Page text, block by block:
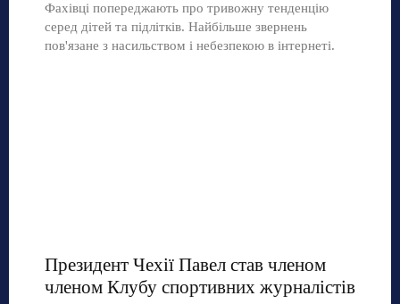
Фахівці попереджають про тривожну тенденцію
серед дітей та підлітків. Найбільше звернень
пов'язане з насильством і небезпекою в інтернеті.
Президент Чехії Павел став членом
членом Клубу спортивних журналістів